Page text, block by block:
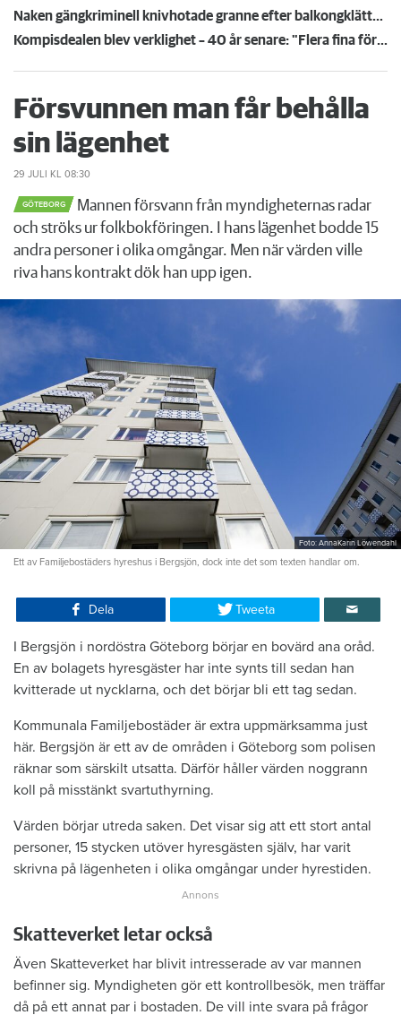
Naken gängkriminell knivhotade granne efter balkongklättring
Kompisdealen blev verklighet – 40 år senare: "Flera fina fördelar med att dela bostad"
Försvunnen man får behålla
sin lägenhet
29 JULI KL 08:30
GÖTEBORG
Mannen försvann från myndigheternas radar
och ströks ur folkbokföringen. I hans lägenhet bodde 15
andra personer i olika omgångar. Men när värden ville
riva hans kontrakt dök han upp igen.
Foto: AnnaKarin Löwendahl
Ett av Familjebostäders hyreshus i Bergsjön, dock inte det som texten handlar om.
Dela Tweeta
I Bergsjön i nordöstra Göteborg börjar en bovärd ana oråd.
En av bolagets hyresgäster har inte synts till sedan han
kvitterade ut nycklarna, och det börjar bli ett tag sedan.
Kommunala Familjebostäder är extra uppmärksamma just
här. Bergsjön är ett av de områden i Göteborg som polisen
räknar som särskilt utsatta. Därför håller värden noggrann
koll på misstänkt svartuthyrning.
Värden börjar utreda saken. Det visar sig att ett stort antal
personer, 15 stycken utöver hyresgästen själv, har varit
skrivna på lägenheten i olika omgångar under hyrestiden.
Skatteverket letar också
Även Skatteverket har blivit intresserade av var mannen
befinner sig. Myndigheten gör ett kontrollbesök, men träffar
då på ett annat par i bostaden. De vill inte svara på frågor